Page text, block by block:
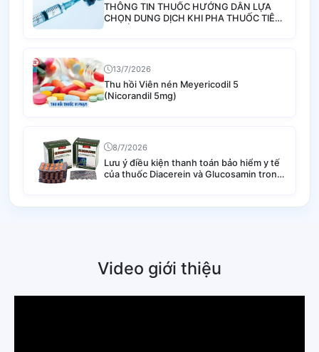
THÔNG TIN THUỐC HƯỚNG DẪN LỰA
CHỌN DUNG DỊCH KHI PHA THUỐC TIÊM
TRUYỀN
13/7/2026
Thu hồi Viên nén Meyericodil 5
(Nicorandil 5mg)
8/7/2026
Lưu ý điều kiện thanh toán bảo hiểm y tế
của thuốc Diacerein và Glucosamin trong
Video giới thiệu